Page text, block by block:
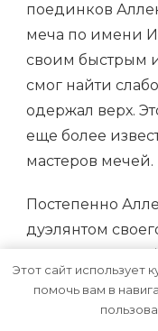
поединков
меча по имени
своим быстрым
смог найти
одержал верх.
еще более
мастеров мечей.
Постепенно
дуэлянтом
напряженными
Аудитория с
Этот сайт использует
помочь вам в